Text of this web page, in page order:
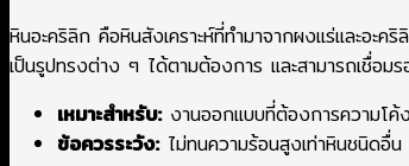
หินอะคริลิก คือหินสังเคราะห์ที่ทำมาจากผงแร่และอะ
เป็นรูปทรงต่าง ๆ ได้ตามต้องการ และสามารถเชื่อม
เหมาะสำหรับ:งานออกแบบที่ต้องการความโค้
ข้อควรระวัง:ไม่ทนความร้อนสูงเท่าหินชนิดอื่น